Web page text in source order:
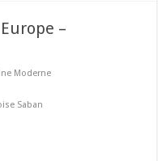
–
Moderne
Saban